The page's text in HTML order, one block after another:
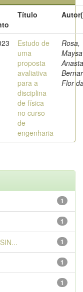
Título
Estudo de
uma
proposta
avaliativa
para a
disciplina
de física
no curso
de
engenharia
Rosa,
Maysa
Flor
1
1
1
1
1